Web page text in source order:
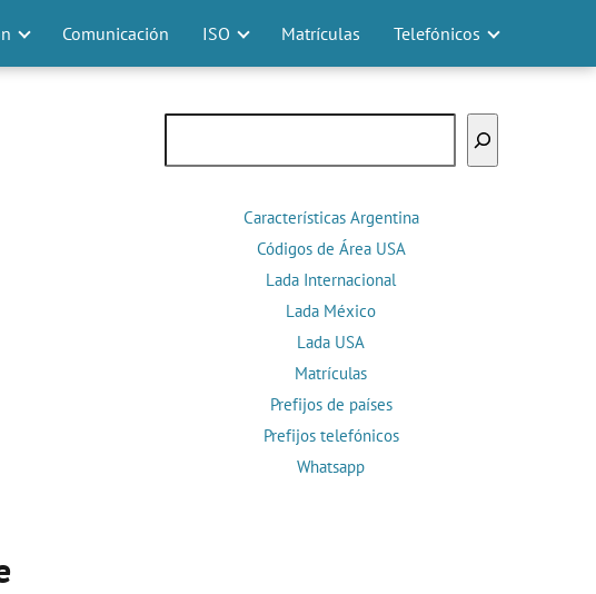
Comunicación ISO Matrículas Telefónicos
Características Argentina
Códigos de Área USA
Lada Internacional
Lada México
Lada USA
Matrículas
Prefijos de países
Prefijos telefónicos
Whatsapp